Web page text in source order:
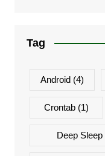
Tag
Android(4)
Crontab(1)
Deep Sleep